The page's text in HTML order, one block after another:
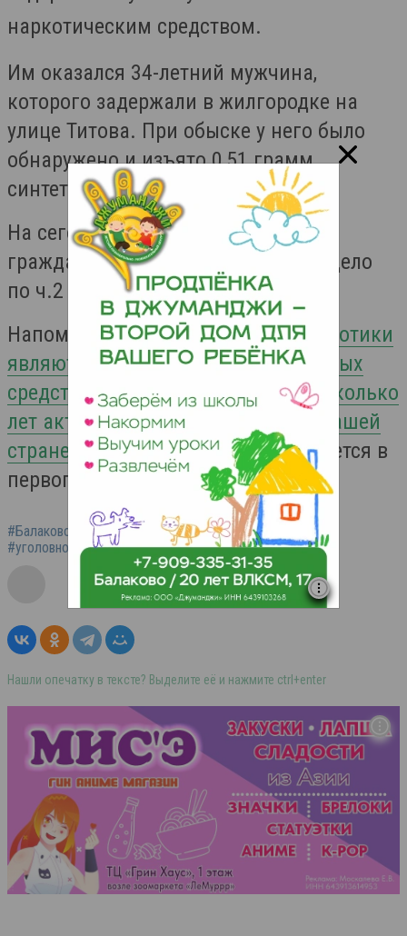
наркотическим средством.
Им оказался 34-летний мужчина,
которого задержали в жилгородке на
улице Титова. При обыске у него было
обнаружено и изъято 0,51 грамм
синтетического наркотика.
На сегодняшний день на данного
гражданина возбудили уголовное дело
по ч.2 ст.228 УК РФ.
Напомним, чтосинтетические наркотики
являются одними из самых страшных
средств, которые за последние несколько
лет активно распространяются в нашей
стране.
Привыкание к ним начинается в
первого употребления.
#Балаково #наркотики
#задержан балаковец
#уголовное дело
Нашли опечатку в тексте? Выделите её и нажмите ctrl+enter